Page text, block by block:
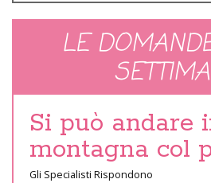
LE
Si può andare
montagna col
Gli Specialisti Rispondono